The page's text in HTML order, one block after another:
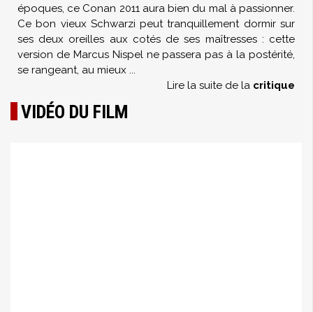
époques, ce Conan 2011 aura bien du mal à passionner.
Ce bon vieux Schwarzi peut tranquillement dormir sur
ses deux oreilles aux cotés de ses maîtresses : cette
version de Marcus Nispel ne passera pas à la postérité,
se rangeant, au mieux ...
Lire la suite de la critique
VIDÉO DU FILM